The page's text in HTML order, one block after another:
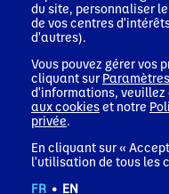
du site, personnaliser
de vos centres
d'autres).
Vous pouvez gérer vos
cliquant sur
d'informations, veuillez
aux cookieset notre
privée.
En cliquant sur «
l'utilisation de tous les
FR • EN